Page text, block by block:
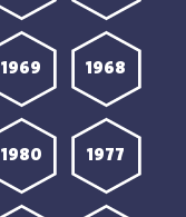
1968
1969
1977
1980